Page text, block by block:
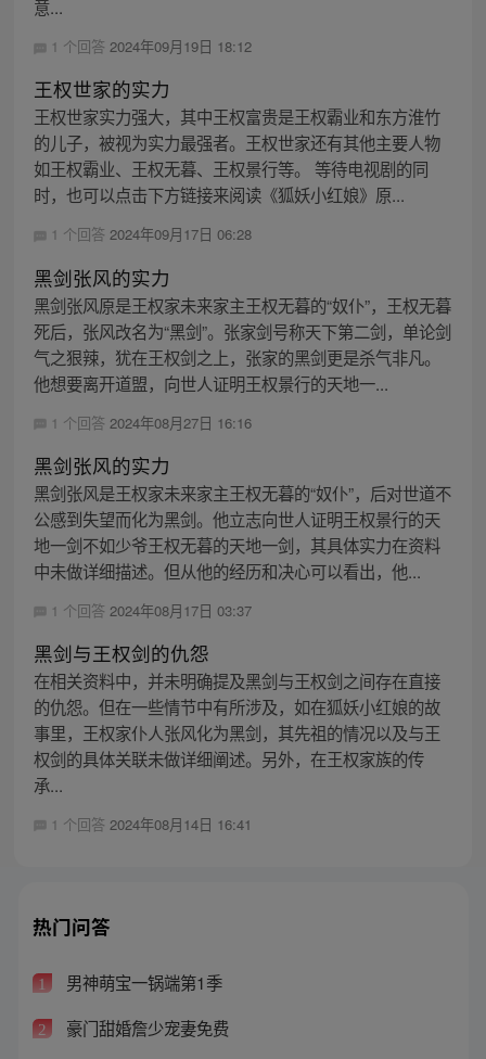
意...
1 个回答 2024年09月19日 18:12
王权世家的实力
王权世家实力强大，其中王权富贵是王权霸业和东方淮竹
的儿子，被视为实力最强者。王权世家还有其他主要人物
如王权霸业、王权无暮、王权景行等。 等待电视剧的同
时，也可以点击下方链接来阅读《狐妖小红娘》原...
1 个回答 2024年09月17日 06:28
黑剑张风的实力
黑剑张风原是王权家未来家主王权无暮的“奴仆”，王权无暮
死后，张风改名为“黑剑”。张家剑号称天下第二剑，单论剑
气之狠辣，犹在王权剑之上，张家的黑剑更是杀气非凡。
他想要离开道盟，向世人证明王权景行的天地一...
1 个回答 2024年08月27日 16:16
黑剑张风的实力
黑剑张风是王权家未来家主王权无暮的“奴仆”，后对世道不
公感到失望而化为黑剑。他立志向世人证明王权景行的天
地一剑不如少爷王权无暮的天地一剑，其具体实力在资料
中未做详细描述。但从他的经历和决心可以看出，他...
1 个回答 2024年08月17日 03:37
黑剑与王权剑的仇怨
在相关资料中，并未明确提及黑剑与王权剑之间存在直接
的仇怨。但在一些情节中有所涉及，如在狐妖小红娘的故
事里，王权家仆人张风化为黑剑，其先祖的情况以及与王
权剑的具体关联未做详细阐述。另外，在王权家族的传
承...
1 个回答 2024年08月14日 16:41
热门问答
1 男神萌宝一锅端第1季
2 豪门甜婚詹少宠妻免费